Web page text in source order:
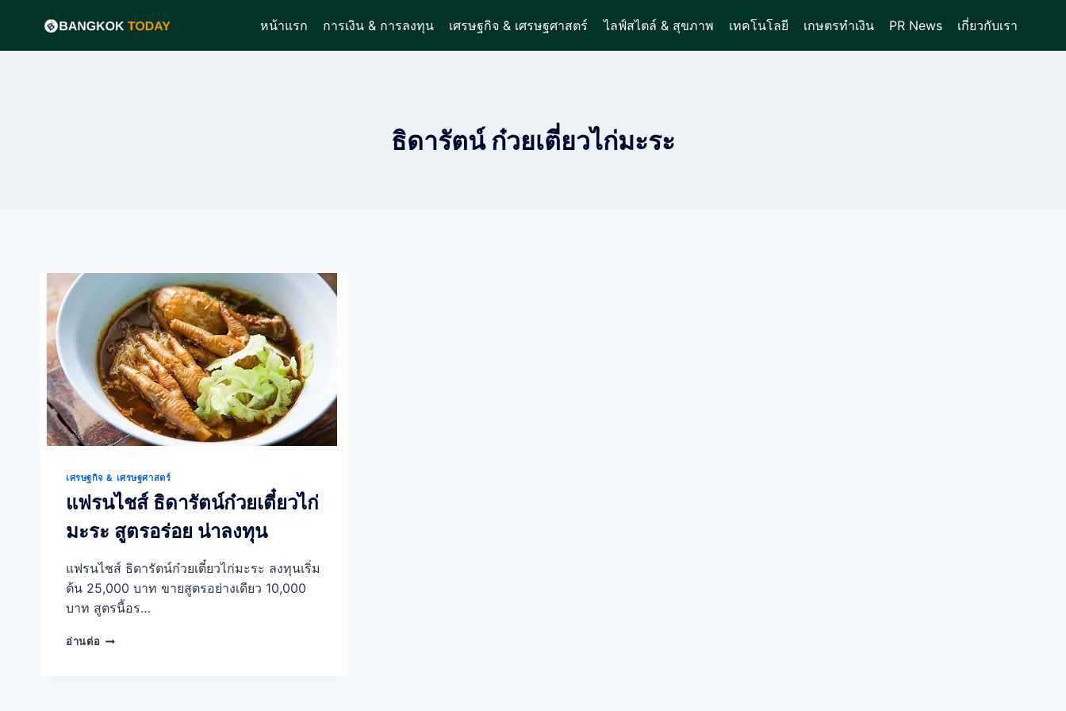
content
หน้าแรก การเงิน & การลงทุน เศรษฐกิจ & เศรษฐศาสตร์ ไลฟ์สไตล์ & สุขภาพ เทคโนโลยี เกษตรทำเงิน PR News เกี่ยวกับเรา
ธิดารัตน์ ก๋วยเตี่ยวไก่มะระ
เศรษฐกิจ & เศรษฐศาสตร์
แฟรนไชส์ ธิดารัตน์ก๋วยเตี๋ยวไก่
มะระ สูตรอร่อย น่าลงทุน
แฟรนไชส์ ธิดารัตน์ก๋วยเตี๋ยวไก่มะระ ลงทุนเริ่ม
ต้น 25,000 บาท ขายสูตรอย่างเดียว 10,000
บาท สูตรนี้อร…
อ่านต่อ แฟ